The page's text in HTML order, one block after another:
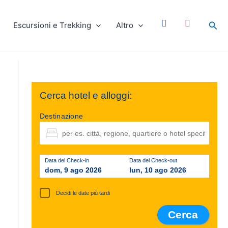
Escursioni e Trekking Altro
Cerca hotel e alloggi:
Destinazione
Data del Check-in
dom, 9 ago 2026
Data del Check-out
lun, 10 ago 2026
Decidi le date più tardi